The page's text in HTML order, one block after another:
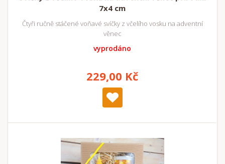
7x4 cm
Čtyři ručně stáčené voňavé svíčky z včelího vosku na adventní
věnec
vyprodáno
229,00 Kč